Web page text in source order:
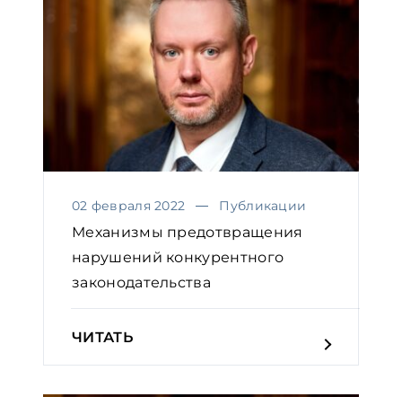
02 февраля 2022 Публикации
Механизмы предотвращения
нарушений конкурентного
законодательства
ЧИТАТЬ